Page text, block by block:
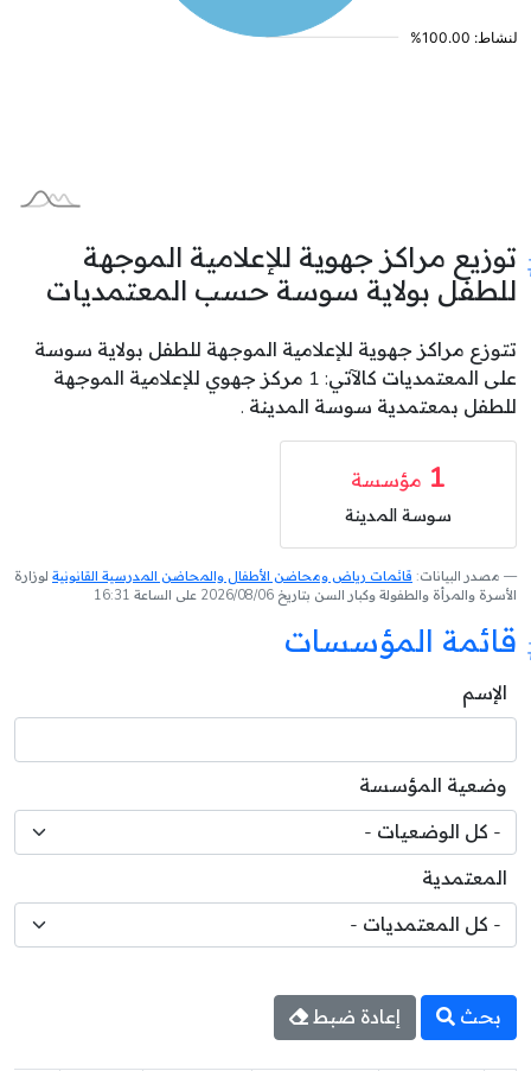
توزيع مراكز جهوية للإعلامية الموجهة
للطفل بولاية سوسة حسب المعتمديات
تتوزع مراكز جهوية للإعلامية الموجهة للطفل بولاية سوسة
على المعتمديات كالآتي: 1 مركز جهوي للإعلامية الموجهة
للطفل بمعتمدية سوسة المدينة .
1 مؤسسة
سوسة المدينة
مصدر البيانات: قائمات رياض ومحاضن الأطفال والمحاضن المدرسية القانونية لوزارة
الأسرة والمرأة والطفولة وكبار السن بتاريخ 2026/08/06 على الساعة 16:31
قائمة المؤسسات
الإسم
وضعية المؤسسة
المعتمدية
بحث إعادة ضبط